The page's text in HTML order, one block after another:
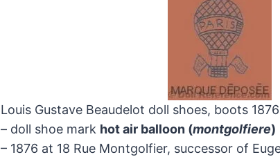
Louis Gustave Beaudelot doll shoes, boots
– doll shoe mark hot air balloon (montgolfiere)
– 1876 at 18 Rue Montgolfier, successor of